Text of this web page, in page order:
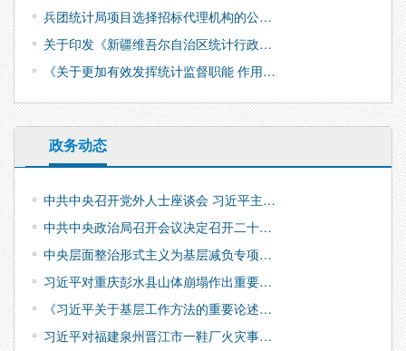
兵团统计局项目选择招标代理机构的公…
关于印发《新疆维吾尔自治区统计行政…
《关于更加有效发挥统计监督职能 作用…
政务动态
中共中央召开党外人士座谈会 习近平主…
中共中央政治局召开会议决定召开二十…
中央层面整治形式主义为基层减负专项…
习近平对重庆彭水县山体崩塌作出重要…
《习近平关于基层工作方法的重要论述…
习近平对福建泉州晋江市一鞋厂火灾事…